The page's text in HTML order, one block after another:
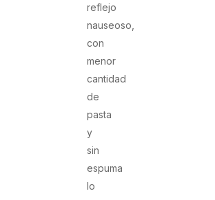
reflejo
nauseoso,
con
menor
cantidad
de
pasta
y
sin
espuma
lo